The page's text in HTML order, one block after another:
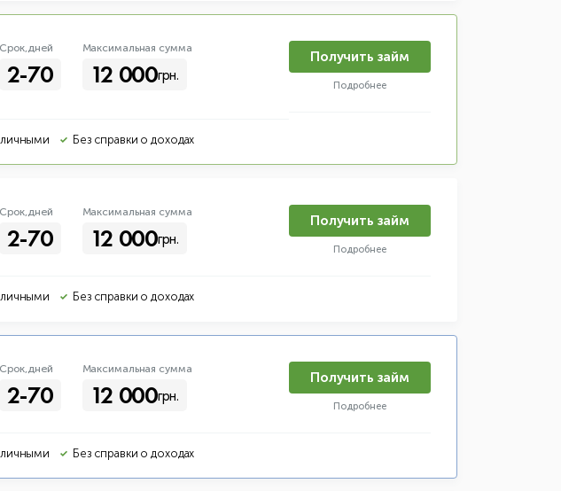
Срок,дней
2-70
Максимальная сумма
12 000грн.
Без справки о доходах
Получить займ
Подробнее
Срок,дней
2-70
Максимальная сумма
12 000грн.
Без справки о доходах
Получить займ
Подробнее
Срок,дней
2-70
Максимальная сумма
12 000грн.
Без справки о доходах
Получить займ
Подробнее